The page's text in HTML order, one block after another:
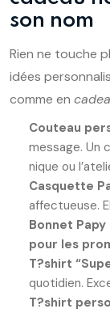
son nom
Rien ne touche
idées
comme en
Couteau
message. Un
nique ou
Casquette
affectueuse.
Bonnet Papy
pour les
T?shirt
quotidien.
T?shirt